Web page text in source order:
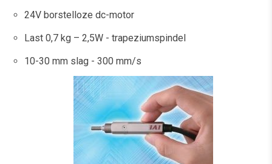
24V borstelloze dc-motor
Last 0,7 kg – 2,5W - trapeziumspindel
10-30 mm slag - 300 mm/s